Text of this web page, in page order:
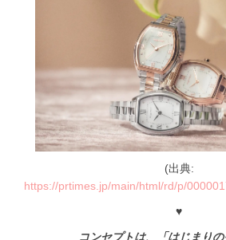
(出典:
https://prtimes.jp/main/html/rd/p/
♥
コンセプトは、「はじまりの